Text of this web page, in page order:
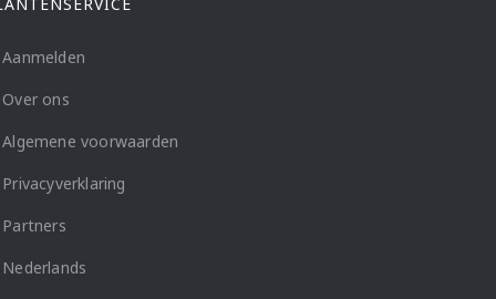
Aanmelden
Over ons
Algemene voorwaarden
Privacyverklaring
Partners
Nederlands